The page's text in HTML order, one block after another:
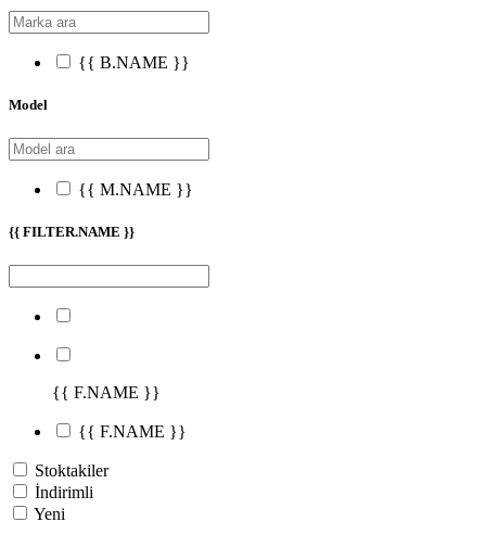
{{ B.NAME }}
Model
{{ M.NAME }}
{{ FILTER.NAME }}
{{ F.NAME }}
{{ F.NAME }}
Stoktakiler
İndirimli
Yeni